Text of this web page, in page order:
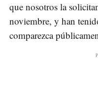
que nosotros la
noviembre, y han
comparezca